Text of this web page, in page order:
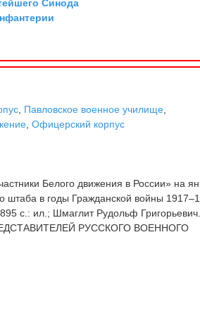
Синода
Павловское военное училище
,Офицерский корпус
Белого движения в России» на
штаба в годы Гражданской войны
с.: ил.; Шмаглит Рудольф Григорьевич.
РУССКОГО ВОЕННОГО